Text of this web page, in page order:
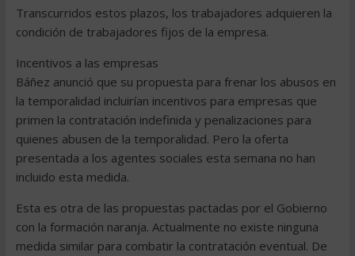
Transcurridos estos plazos, los trabajadores adquieren la
condición de trabajadores fijos de la empresa.
Incentivos a las empresas
Báñez anunció que su propuesta para frenar los abusos en
la temporalidad incluirían incentivos para empresas que
primen la contratación indefinida y penalizaciones para
quienes abusen de la temporalidad. Pero la oferta
presentada a los agentes sociales esta semana no han
incluido esta medida.
Esta es otra de las propuestas pactadas por el Gobierno
con la formación naranja. Actualmente no existe ninguna
medida similar para combatir la contratación eventual. De